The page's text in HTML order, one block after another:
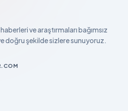
ve araştırmaları bağımsız
doğru şekilde sizlere sunuyoruz.